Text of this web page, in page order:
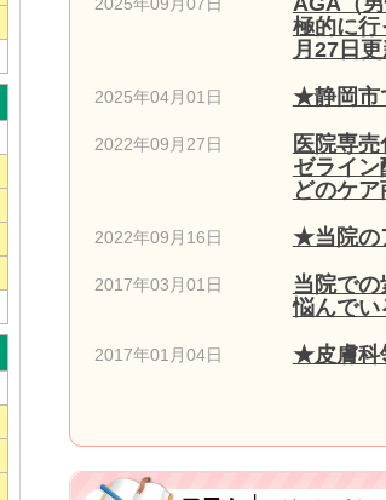
極的に行
月27日更
2025年04月01日 ★静岡市
2022年09月27日
医院専
ゼライ
どのケ
2022年09月16日 ★当院の
2017年03月01日
当院で
悩んでい
2017年01月04日 ★皮膚科